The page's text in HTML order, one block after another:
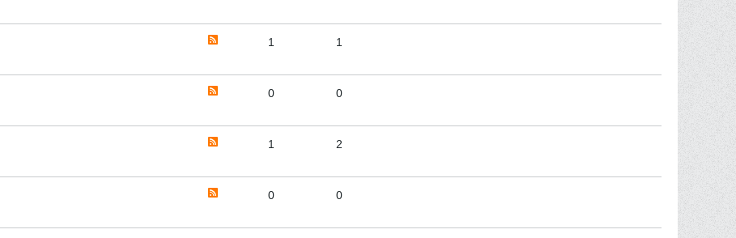
1 1
0 0
1 2
0 0